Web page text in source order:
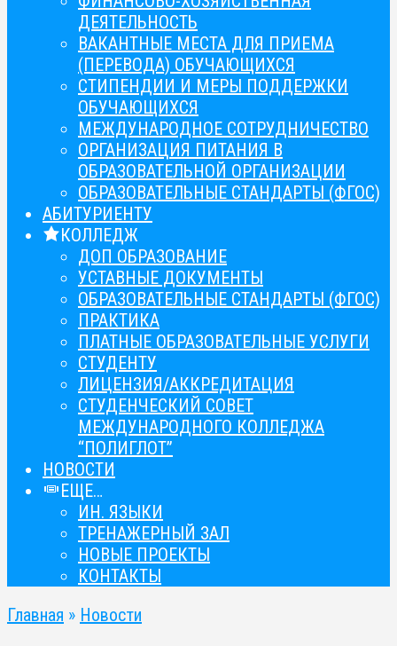
ДЕЯТЕЛЬНОСТЬ
ВАКАНТНЫЕ МЕСТА ДЛЯ ПРИЕМА
(ПЕРЕВОДА) ОБУЧАЮЩИХСЯ
СТИПЕНДИИ И МЕРЫ ПОДДЕРЖКИ
ОБУЧАЮЩИХСЯ
МЕЖДУНАРОДНОЕ СОТРУДНИЧЕСТВО
ОРГАНИЗАЦИЯ ПИТАНИЯ В
ОБРАЗОВАТЕЛЬНОЙ ОРГАНИЗАЦИИ
ОБРАЗОВАТЕЛЬНЫЕ СТАНДАРТЫ (ФГОС)
АБИТУРИЕНТУ
КОЛЛЕДЖ
ДОП ОБРАЗОВАНИЕ
УСТАВНЫЕ ДОКУМЕНТЫ
ОБРАЗОВАТЕЛЬНЫЕ СТАНДАРТЫ (ФГОС)
ПРАКТИКА
ПЛАТНЫЕ ОБРАЗОВАТЕЛЬНЫЕ УСЛУГИ
СТУДЕНТУ
ЛИЦЕНЗИЯ/АККРЕДИТАЦИЯ
СТУДЕНЧЕСКИЙ СОВЕТ
МЕЖДУНАРОДНОГО КОЛЛЕДЖА
“ПОЛИГЛОТ”
НОВОСТИ
ЕЩЕ…
ИН. ЯЗЫКИ
ТРЕНАЖЕРНЫЙ ЗАЛ
НОВЫЕ ПРОЕКТЫ
КОНТАКТЫ
Главная » Новости